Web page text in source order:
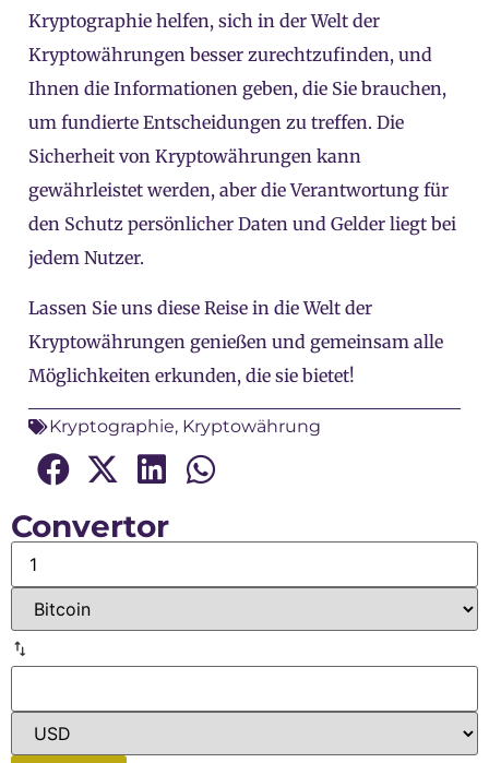
Convertor
Kryptographie helfen, sich in der Welt der
Kryptowährungen besser zurechtzufinden, und
Ihnen die Informationen geben, die Sie brauchen,
um fundierte Entscheidungen zu treffen. Die
Sicherheit von Kryptowährungen kann
gewährleistet werden, aber die Verantwortung für
den Schutz persönlicher Daten und Gelder liegt bei
jedem Nutzer.
Lassen Sie uns diese Reise in die Welt der
Kryptowährungen genießen und gemeinsam alle
Möglichkeiten erkunden, die sie bietet!
Kryptographie, Kryptowährung